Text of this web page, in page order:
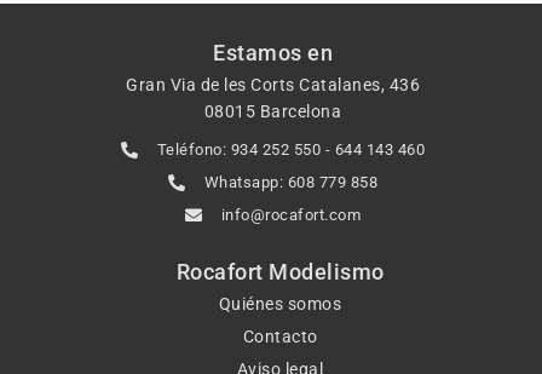
Estamos en
Gran Via de les Corts Catalanes, 436
08015 Barcelona
Teléfono: 934 252 550 - 644 143 460
Whatsapp: 608 779 858
info@rocafort.com
Rocafort Modelismo
Quiénes somos
Contacto
Aviso legal